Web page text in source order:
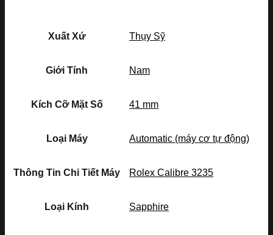
Xuất Xứ Thụy Sỹ
Giới Tính Nam
Kích Cỡ Mặt Số 41 mm
Loại Máy Automatic (máy cơ tự động)
Thông Tin Chi Tiết Máy Rolex Calibre 3235
Loại Kính Sapphire